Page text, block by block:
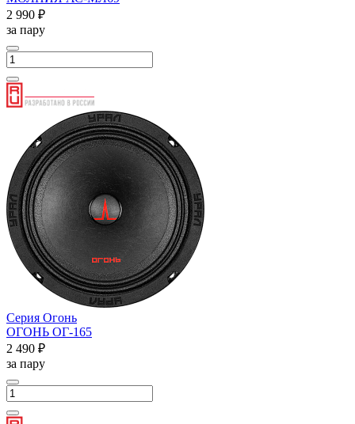
2 990 ₽
за пару
Серия Огонь
ОГОНЬ ОГ-165
2 490 ₽
за пару